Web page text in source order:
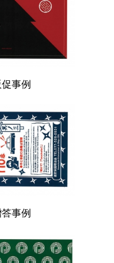
事例
事例